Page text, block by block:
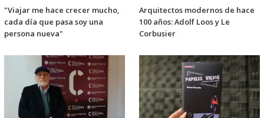
"Viajar me hace crecer mucho,
cada día que pasa soy una
persona nueva"
Arquitectos modernos de hace
100 años: Adolf Loos y Le
Corbusier